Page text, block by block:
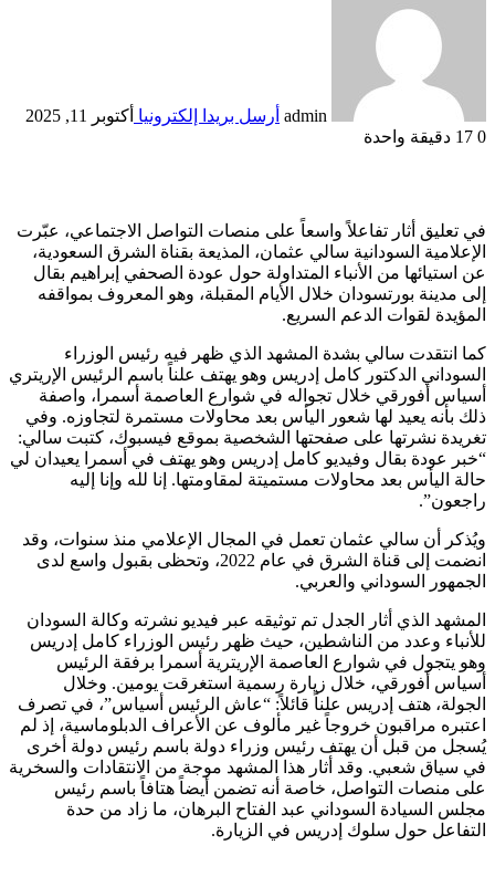
admin أرسل بريدا إلكترونيا أكتوبر 11, 2025
0
دقيقة واحدة
في تعليق أثار تفاعلاً واسعاً على منصات التواصل الاجتماعي، عبّرت
الإعلامية السودانية سالي عثمان، المذيعة بقناة الشرق السعودية،
عن استيائها من الأنباء المتداولة حول عودة الصحفي إبراهيم بقال
إلى مدينة بورتسودان خلال الأيام المقبلة، وهو المعروف بمواقفه
المؤيدة لقوات الدعم السريع.
كما انتقدت سالي بشدة المشهد الذي ظهر فيه رئيس الوزراء
السوداني الدكتور كامل إدريس وهو يهتف علناً باسم الرئيس الإريتري
أسياس أفورقي خلال تجواله في شوارع العاصمة أسمرا، واصفة
ذلك بأنه يعيد لها شعور اليأس بعد محاولات مستمرة لتجاوزه. وفي
تغريدة نشرتها على صفحتها الشخصية بموقع فيسبوك، كتبت سالي:
“خبر عودة بقال وفيديو كامل إدريس وهو يهتف في أسمرا يعيدان لي
حالة اليأس بعد محاولات مستميتة لمقاومتها. إنا لله وإنا إليه
راجعون”.
ويُذكر أن سالي عثمان تعمل في المجال الإعلامي منذ سنوات، وقد
انضمت إلى قناة الشرق في عام 2022، وتحظى بقبول واسع لدى
الجمهور السوداني والعربي.
المشهد الذي أثار الجدل تم توثيقه عبر فيديو نشرته وكالة السودان
للأنباء وعدد من الناشطين، حيث ظهر رئيس الوزراء كامل إدريس
وهو يتجول في شوارع العاصمة الإريترية أسمرا برفقة الرئيس
أسياس أفورقي، خلال زيارة رسمية استغرقت يومين. وخلال
الجولة، هتف إدريس علناً قائلاً: “عاش الرئيس أسياس”، في تصرف
اعتبره مراقبون خروجاً غير مألوف عن الأعراف الدبلوماسية، إذ لم
يُسجل من قبل أن يهتف رئيس وزراء دولة باسم رئيس دولة أخرى
في سياق شعبي. وقد أثار هذا المشهد موجة من الانتقادات والسخرية
على منصات التواصل، خاصة أنه تضمن أيضاً هتافاً باسم رئيس
مجلس السيادة السوداني عبد الفتاح البرهان، ما زاد من حدة
التفاعل حول سلوك إدريس في الزيارة.